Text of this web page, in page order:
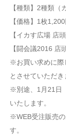
【種類】2種類（
【価格】1枚
【イカす広場 店
【闘会議2016
※お買い求めに際
とさせていただき
※別途、1月21日
いたします。
※WEB受注販売
す。